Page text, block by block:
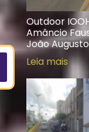
Outdoor
Amâncio
João
Leia mais